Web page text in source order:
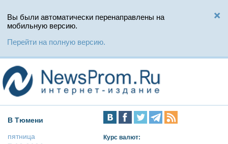
Вы были автоматически перенаправлены на
мобильную версию.
Перейти на полную версию.
В Тюмени
пятница
Курс валют: